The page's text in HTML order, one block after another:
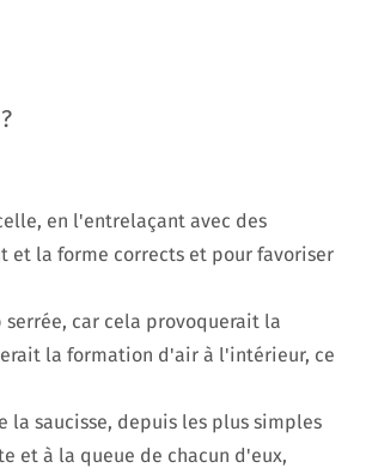
en l'entrelaçant avec des
et la forme corrects et pour favoriser
car cela provoquerait la
la formation d'air à l'intérieur, ce
saucisse, depuis les plus simples
et à la queue de chacun d'eux,